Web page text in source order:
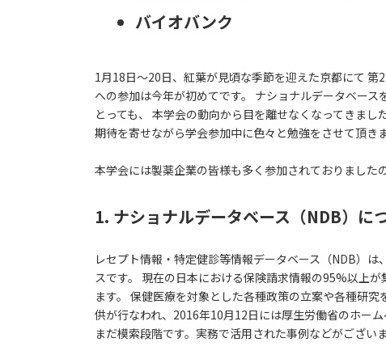
バイオバンク
1月18日～20日、紅葉が見頃な季節を迎えた京都にて
への参加は今年が初めてです。 ナショナルデータベー
とっても、 本学会の動向から目を離せなくなってきま
期待を寄せながら学会参加中に色々と勉強をさせて頂きま
本学会には製薬企業の皆様も多く参加されておりました
1. ナショナルデータベース（NDB）に
レセプト情報・特定健診等情報データベース（NDB）
スです。 現在の日本における保険請求情報の95%以上
ます。 保健医療を対象とした各種政策の立案や各種研
供が行なわれ、2016年10月12日には厚生労働省のホー
まだ模索段階です。実務で活用された事例などがござい